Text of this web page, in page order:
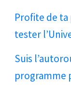
Profite de ta
tester
Suis
programme